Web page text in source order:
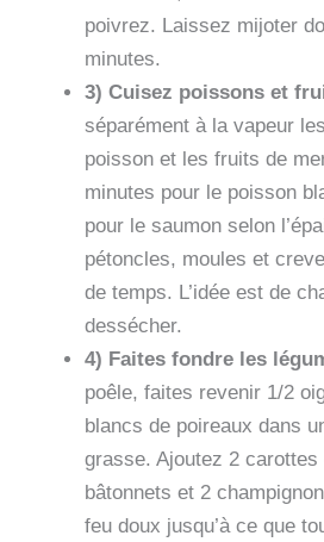
poivrez. Laissez mijoter
minutes.
3) Cuisez poissons et
séparément à la vapeur
poisson et les fruits de
minutes pour le poisson
pour le saumon selon
pétoncles, moules et
de temps. L’idée est de
dessécher.
4) Faites fondre les
poêle, faites revenir 1/2
blancs de poireaux dans
grasse. Ajoutez 2 carottes
bâtonnets et 2
feu doux jusqu’à ce que